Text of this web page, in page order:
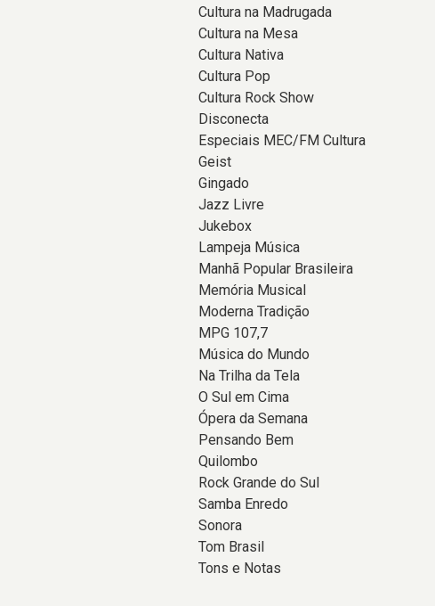
Cultura na Madrugada
Cultura na Mesa
Cultura Nativa
Cultura Pop
Cultura Rock Show
Disconecta
Especiais MEC/FM Cultura
Geist
Gingado
Jazz Livre
Jukebox
Lampeja Música
Manhã Popular Brasileira
Memória Musical
Moderna Tradição
MPG 107,7
Música do Mundo
Na Trilha da Tela
O Sul em Cima
Ópera da Semana
Pensando Bem
Quilombo
Rock Grande do Sul
Samba Enredo
Sonora
Tom Brasil
Tons e Notas